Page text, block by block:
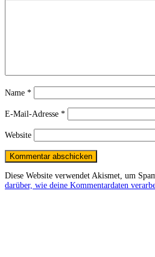
Name *
E-Mail-Adresse *
Website
Diese Website verwendet Akismet, um
darüber, wie deine Kommentardaten